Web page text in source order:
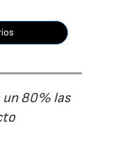
un 80% las